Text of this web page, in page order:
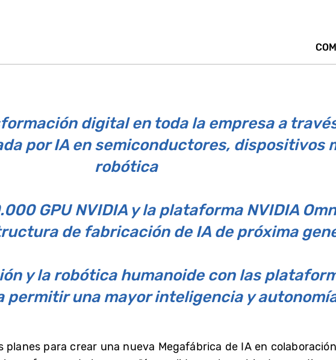
digital en toda la empresa a
por IA en semiconductores, dispositivos
robótica
GPU NVIDIA y la plataforma NVIDIA
de fabricación de IA de próxima
y la robótica humanoide con las
permitir una mayor inteligencia y
para crear una nueva Megafábrica de IA en